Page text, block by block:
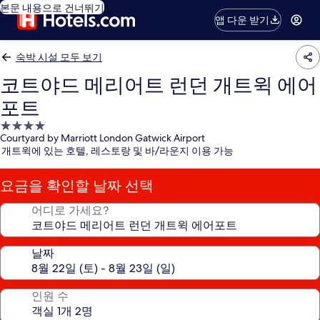
본문 내용으로 건너뛰기
앱 다운 받기
숙박 시설 모두 보기
코트야드 메리어트 런던 개트윅 에어
포트
4.0
성
급
숙
박
시
Courtyard by Marriott London Gatwick Airport
개트윅에 있는 호텔, 레스토랑 및 바/라운지 이용 가능
요금을 확인할 날짜 선택
어디로 가세요?
날짜
인원 수